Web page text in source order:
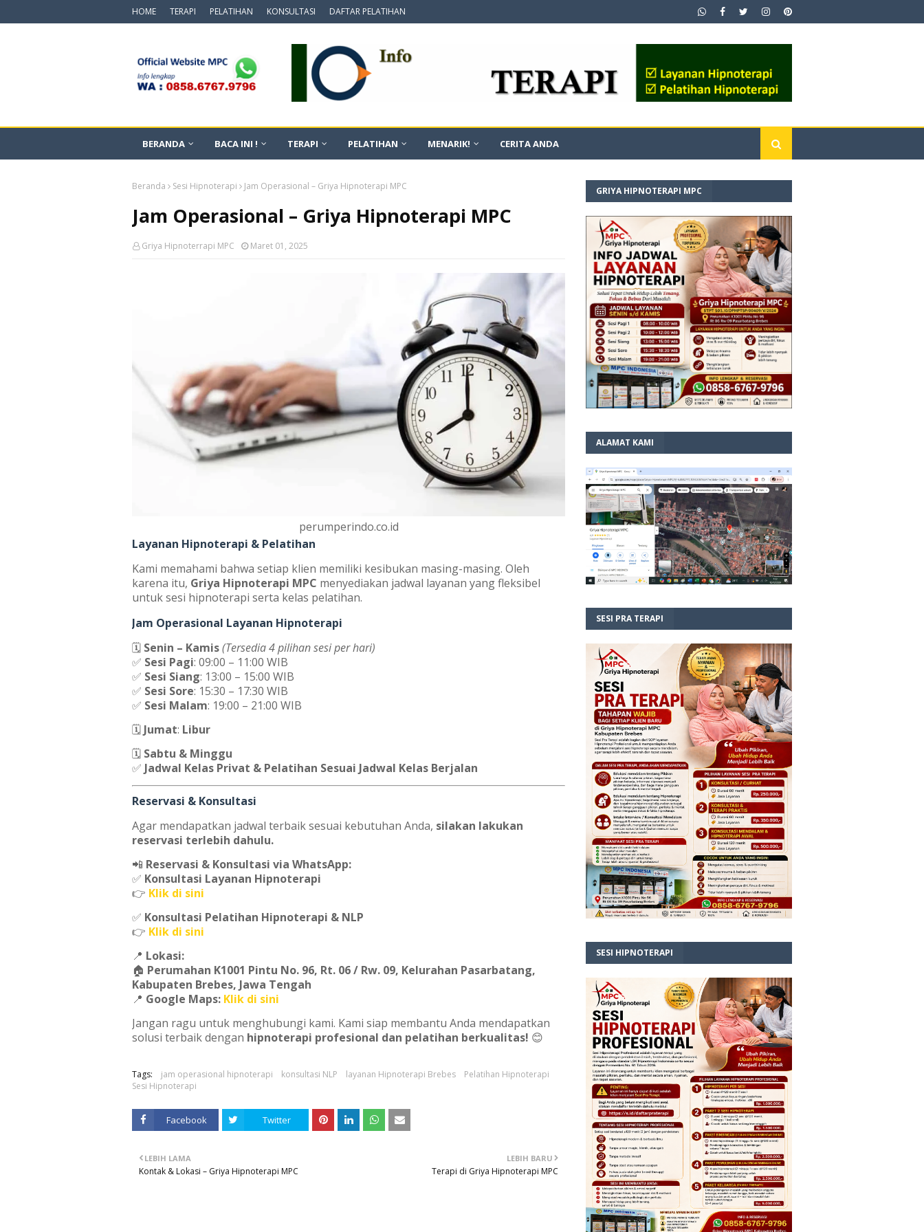
HOME TERAPI PELATIHAN KONSULTASI DAFTAR PELATIHAN
BERANDA BACA INI ! TERAPI PELATIHAN MENARIK! CERITA ANDA
Beranda Sesi Hipnoterapi Jam Operasional – Griya Hipnoterapi MPC
Jam Operasional – Griya Hipnoterapi MPC
Griya Hipnoterrapi MPC Maret 01, 2025
perumperindo.co.id
Layanan Hipnoterapi & Pelatihan
Kami memahami bahwa setiap klien memiliki kesibukan masing-masing. Oleh
karena itu, Griya Hipnoterapi MPC menyediakan jadwal layanan yang fleksibel
untuk sesi hipnoterapi serta kelas pelatihan.
Jam Operasional Layanan Hipnoterapi
🗓 Senin – Kamis(Tersedia 4 pilihan sesi per hari)
✅ Sesi Pagi: 09:00 – 11:00 WIB
✅ Sesi Siang: 13:00 – 15:00 WIB
✅ Sesi Sore: 15:30 – 17:30 WIB
✅ Sesi Malam: 19:00 – 21:00 WIB
🗓 Jumat: Libur
🗓 Sabtu & Minggu
✅ Jadwal Kelas Privat & Pelatihan Sesuai Jadwal Kelas Berjalan
Reservasi & Konsultasi
Agar mendapatkan jadwal terbaik sesuai kebutuhan Anda, silakan lakukan
reservasi terlebih dahulu.
📲 Reservasi & Konsultasi via WhatsApp:
✅ Konsultasi Layanan Hipnoterapi
👉 Klik di sini
✅ Konsultasi Pelatihan Hipnoterapi & NLP
👉 Klik di sini
📍 Lokasi:
🏠 Perumahan K1001 Pintu No. 96, Rt. 06 / Rw. 09, Kelurahan Pasarbatang,
Kabupaten Brebes, Jawa Tengah
📍 Google Maps: Klik di sini
Jangan ragu untuk menghubungi kami. Kami siap membantu Anda mendapatkan
solusi terbaik dengan hipnoterapi profesional dan pelatihan berkualitas! 😊
Tags: jam operasional hipnoterapi konsultasi NLP layanan Hipnoterapi Brebes
Pelatihan Hipnoterapi
Sesi Hipnoterapi
Facebook Twitter
LEBIH BARU
Terapi di Griya Hipnoterapi MPC
LEBIH LAMA
Kontak & Lokasi – Griya Hipnoterapi MPC
GRIYA HIPNOTERAPI MPC
ALAMAT KAMI
SESI PRA TERAPI
SESI HIPNOTERAPI